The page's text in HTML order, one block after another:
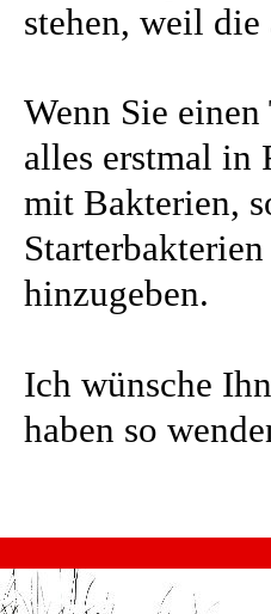
stehen, weil die
Wenn Sie
alles erstmal in
mit Bakterien,
hinzugeben.
Ich wünsche
haben so
test